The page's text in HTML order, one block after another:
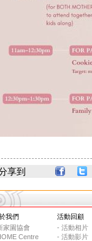
享到
我們
家園協會
Centre
活動回顧
- 活動相片
- 活動影片